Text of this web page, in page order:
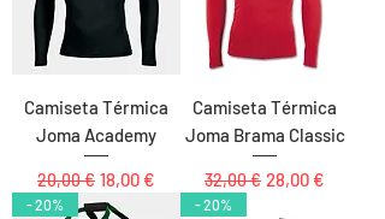
Camiseta Térmica
Joma Academy
Precio
20,00 € Precio de oferta
18,00 €
Camiseta Térmica
Joma Brama Classic
Precio
32,00 € Precio de oferta
28,00 €
- 20% - 20%